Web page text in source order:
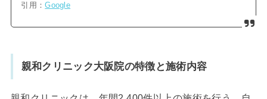
引用：Google
親和クリニック大阪院の特徴と施術内容